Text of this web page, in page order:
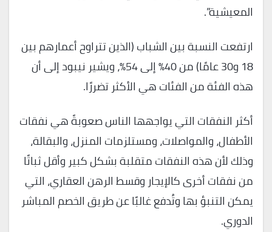
المعيشية”.
ارتفعت النسبة بين الشباب (الذين تتراوح أعمارهم بين
18 و30 عامًا) من 40% إلى 54%، ويشير نيبود إلى أن
هذه الفئة من الفئات هي الأكثر تضررًا.
أكثر النفقات التي يواجهها الناس صعوبةً هي نفقات
الأطفال، والمواصلات، ومستلزمات المنزل، والبقالة،
وذلك لأن هذه النفقات متقلبة بشكل كبير وأقل ثباتًا
من نفقات أخرى كالإيجار وقسط الرهن العقاري، التي
يمكن التنبؤ بها وتُدفع غالبًا عن طريق الخصم المباشر
الدوري.